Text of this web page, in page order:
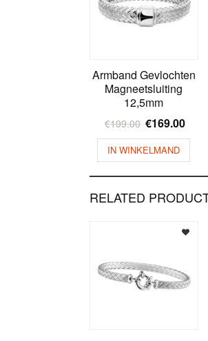
Armband Gevlochten
Magneetsluiting
12,5mm
€199.00 €169.00
IN WINKELMAND
RELATED